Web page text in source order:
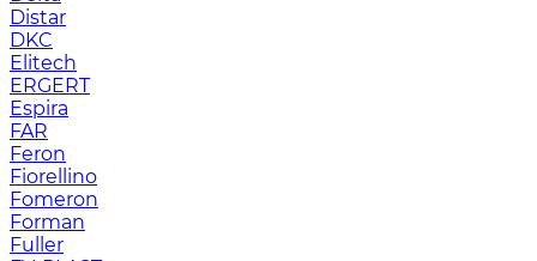
Distar
DKC
Elitech
ERGERT
Espira
FAR
Feron
Fiorellino
Fomeron
Forman
Fuller